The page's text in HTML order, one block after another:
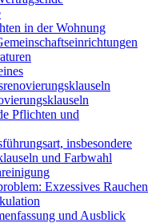
in der Wohnung
Pflichten und
insbesondere
und Farbwahl
Exzessives Rauchen
und Ausblick